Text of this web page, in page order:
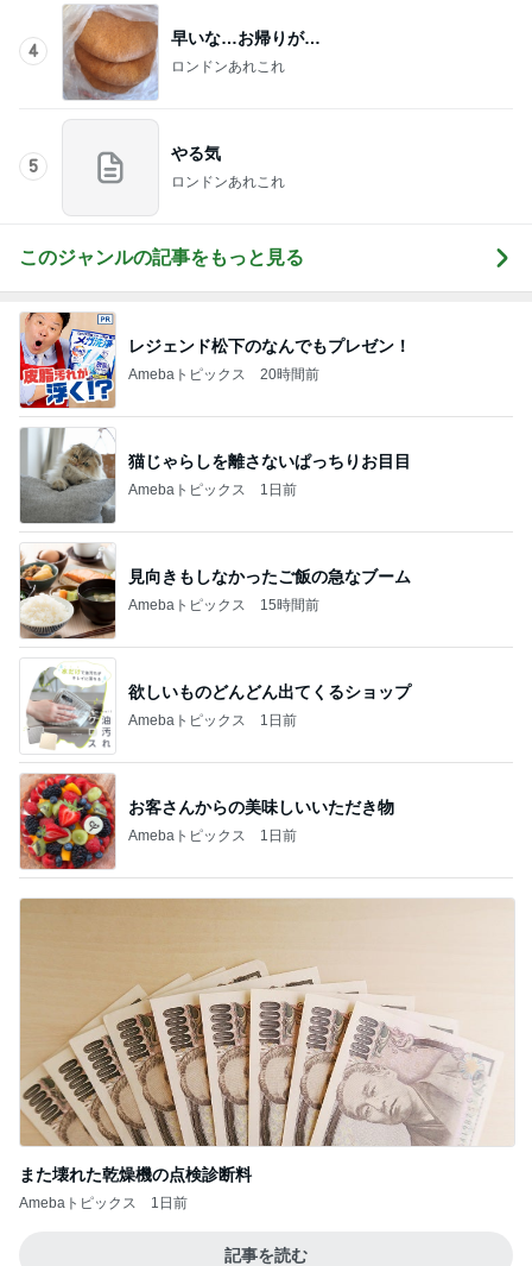
4
早いな…お帰りが…
ロンドンあれこれ
5
やる気
ロンドンあれこれ
このジャンルの記事をもっと見る
レジェンド松下のなんでもプレゼン！
Amebaトピックス 20時間前
猫じゃらしを離さないぱっちりお目目
Amebaトピックス 1日前
見向きもしなかったご飯の急なブーム
Amebaトピックス 15時間前
欲しいものどんどん出てくるショップ
Amebaトピックス 1日前
お客さんからの美味しいいただき物
Amebaトピックス 1日前
また壊れた乾燥機の点検診断料
Amebaトピックス 1日前
記事を読む